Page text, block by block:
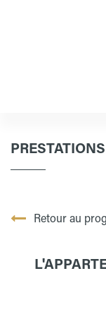
PRESTATIONS
Retour au